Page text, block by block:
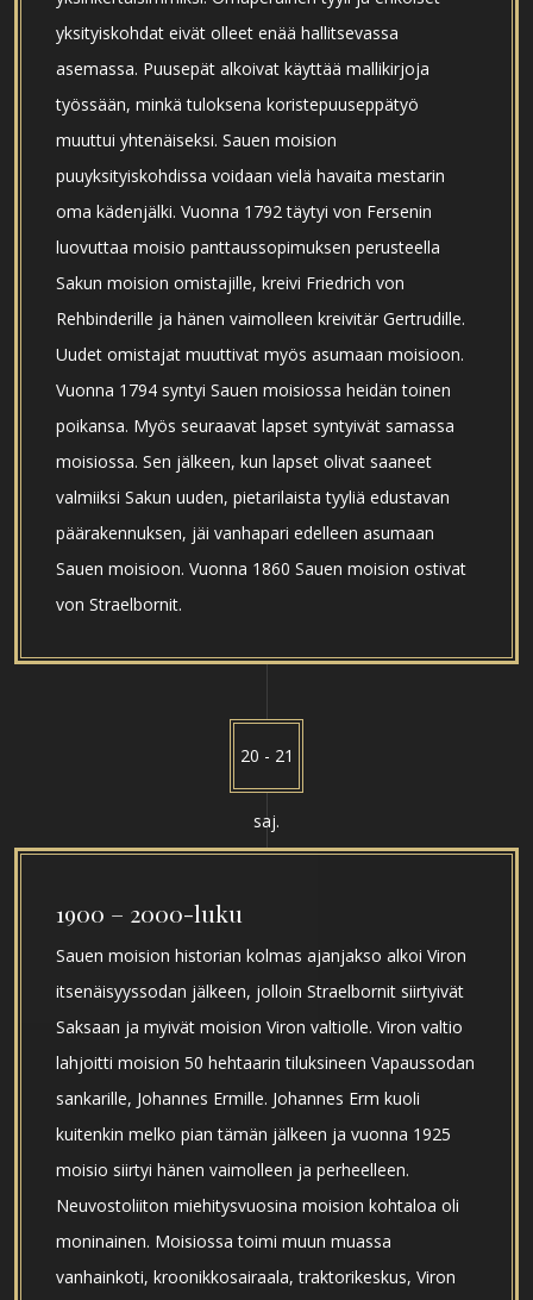
yksityiskohdat eivät olleet enää hallitsevassa
asemassa. Puusepät alkoivat käyttää mallikirjoja
työssään, minkä tuloksena koristepuuseppätyö
muuttui yhtenäiseksi. Sauen moision
puuyksityiskohdissa voidaan vielä havaita mestarin
oma kädenjälki. Vuonna 1792 täytyi von Fersenin
luovuttaa moisio panttaussopimuksen perusteella
Sakun moision omistajille, kreivi Friedrich von
Rehbinderille ja hänen vaimolleen kreivitär Gertrudille.
Uudet omistajat muuttivat myös asumaan moisioon.
Vuonna 1794 syntyi Sauen moisiossa heidän toinen
poikansa. Myös seuraavat lapset syntyivät samassa
moisiossa. Sen jälkeen, kun lapset olivat saaneet
valmiiksi Sakun uuden, pietarilaista tyyliä edustavan
päärakennuksen, jäi vanhapari edelleen asumaan
Sauen moisioon. Vuonna 1860 Sauen moision ostivat
von Straelbornit.
20 - 21
saj.
1900 – 2000-luku
Sauen moision historian kolmas ajanjakso alkoi Viron
itsenäisyyssodan jälkeen, jolloin Straelbornit siirtyivät
Saksaan ja myivät moision Viron valtiolle. Viron valtio
lahjoitti moision 50 hehtaarin tiluksineen Vapaussodan
sankarille, Johannes Ermille. Johannes Erm kuoli
kuitenkin melko pian tämän jälkeen ja vuonna 1925
moisio siirtyi hänen vaimolleen ja perheelleen.
Neuvostoliiton miehitysvuosina moision kohtaloa oli
moninainen. Moisiossa toimi muun muassa
vanhainkoti, kroonikkosairaala, traktorikeskus, Viron